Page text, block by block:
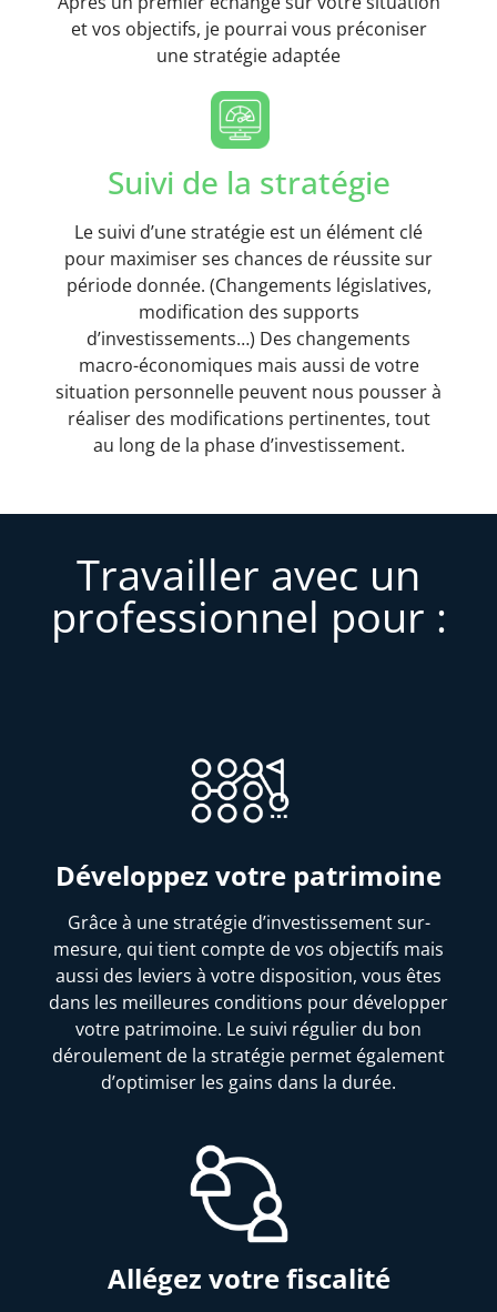
et vos objectifs, je pourrai vous préconiser
une stratégie adaptée
Suivi de la stratégie
Le suivi d’une stratégie est un élément clé
pour maximiser ses chances de réussite sur
période donnée. (Changements législatives,
modification des supports
d’investissements…) Des changements
macro-économiques mais aussi de votre
situation personnelle peuvent nous pousser à
réaliser des modifications pertinentes, tout
au long de la phase d’investissement.
Travailler avec un
professionnel pour :
Développez votre patrimoine
Grâce à une stratégie d’investissement sur-
mesure, qui tient compte de vos objectifs mais
aussi des leviers à votre disposition, vous êtes
dans les meilleures conditions pour développer
votre patrimoine. Le suivi régulier du bon
déroulement de la stratégie permet également
d’optimiser les gains dans la durée.
Allégez votre fiscalité